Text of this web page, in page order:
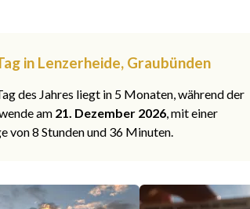
in Lenzerheide, Graubünden
des Jahres liegt in 5 Monaten, während der
am 21. Dezember 2026, mit einer
von 8 Stunden und 36 Minuten.